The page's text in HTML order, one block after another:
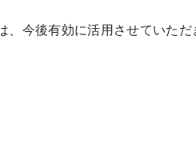
今後有効に活用させていただ